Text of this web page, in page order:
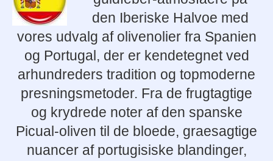
den Iberiske Halvoe med
vores udvalg af olivenolier fra Spanien
og Portugal, der er kendetegnet ved
arhundreders tradition og topmoderne
presningsmetoder. Fra de frugtagtige
og krydrede noter af den spanske
Picual-oliven til de bloede, graesagtige
nuancer af portugisiske blandinger,